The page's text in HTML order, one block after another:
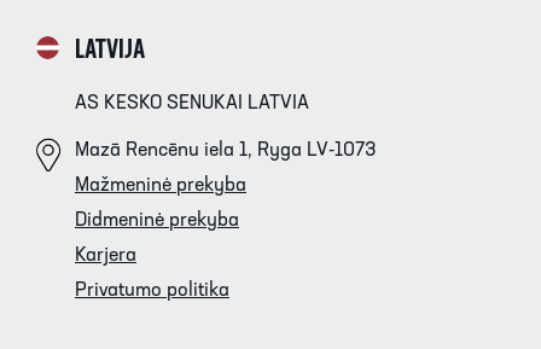
LATVIJA
AS KESKO SENUKAI LATVIA
Mazā Rencēnu iela 1, Ryga LV-1073
Mažmeninė prekyba
Didmeninė prekyba
Karjera
Privatumo politika